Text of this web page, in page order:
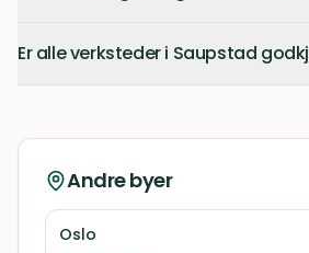
Er alle verksteder i Saupstad
Andre byer
Oslo